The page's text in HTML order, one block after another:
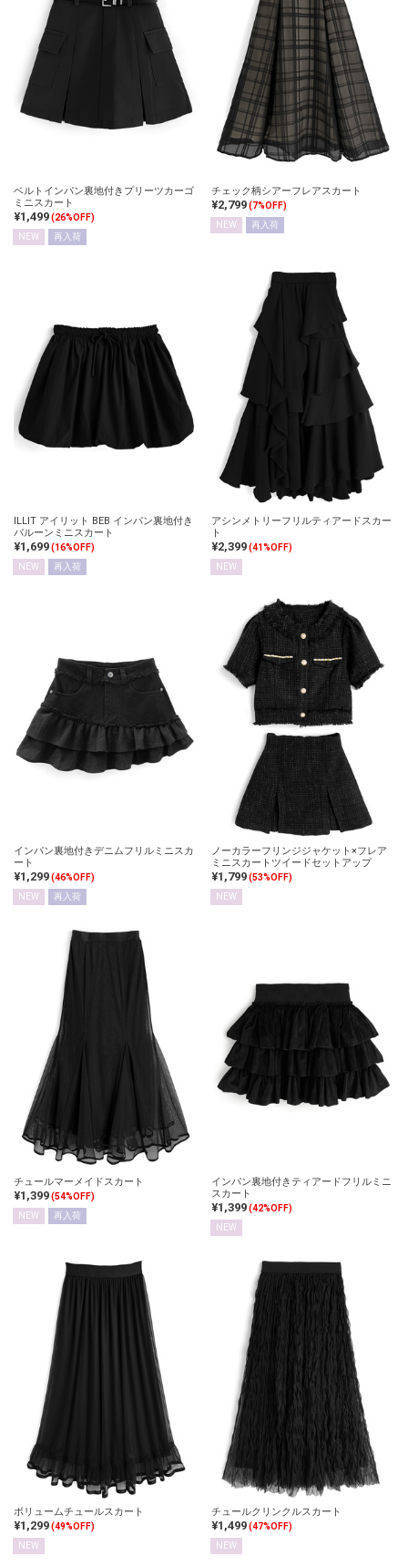
ベルトインパン裏地付きプリーツカーゴ
ミニスカート
¥1,499(26%OFF)
NEW
再入荷
チェック柄シアーフレアスカート
¥2,799(7%OFF)
NEW
再入荷
ILLIT アイリット BEB インパン裏地付き
バルーンミニスカート
¥1,699(16%OFF)
NEW
再入荷
アシンメトリーフリルティアードスカー
ト
¥2,399(41%OFF)
NEW
インパン裏地付きデニムフリルミニスカ
ート
¥1,299(46%OFF)
NEW
再入荷
ノーカラーフリンジジャケット×フレア
ミニスカートツイードセットアップ
¥1,799(53%OFF)
NEW
チュールマーメイドスカート
¥1,399(54%OFF)
NEW
再入荷
インパン裏地付きティアードフリルミニ
スカート
¥1,399(42%OFF)
NEW
ボリュームチュールスカート
¥1,299(49%OFF)
NEW
チュールクリンクルスカート
¥1,499(47%OFF)
NEW